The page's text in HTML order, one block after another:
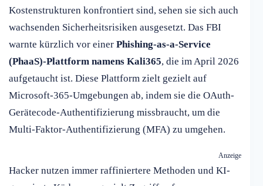
Kostenstrukturen konfrontiert sind, sehen sie sich auch
wachsenden Sicherheitsrisiken ausgesetzt. Das FBI
warnte kürzlich vor einer Phishing-as-a-Service
(PhaaS)-Plattform namens Kali365, die im April 2026
aufgetaucht ist. Diese Plattform zielt gezielt auf
Microsoft-365-Umgebungen ab, indem sie die OAuth-
Gerätecode-Authentifizierung missbraucht, um die
Multi-Faktor-Authentifizierung (MFA) zu umgehen.
Anzeige
Hacker nutzen immer raffiniertere Methoden und KI-